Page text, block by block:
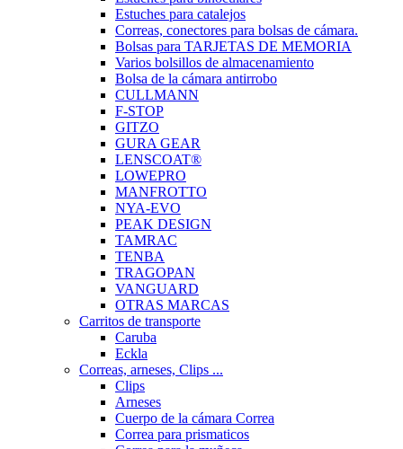
Estuches para catalejos
Correas, conectores para bolsas de cámara.
Bolsas para TARJETAS DE MEMORIA
Varios bolsillos de almacenamiento
Bolsa de la cámara antirrobo
CULLMANN
F-STOP
GITZO
GURA GEAR
LENSCOAT®
LOWEPRO
MANFROTTO
NYA-EVO
PEAK DESIGN
TAMRAC
TENBA
TRAGOPAN
VANGUARD
OTRAS MARCAS
Carritos de transporte
Caruba
Eckla
Correas, arneses, Clips ...
Clips
Arneses
Cuerpo de la cámara Correa
Correa para prismaticos